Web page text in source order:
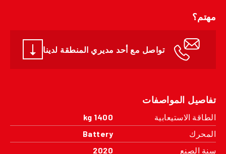
مهتم؟
تواصل مع أحد مديري المنطقة لدينا
تفاصيل المواصفات
الطاقة الاستيعابية
1400 kg
المحرك
Battery
سنة الصنع
2020